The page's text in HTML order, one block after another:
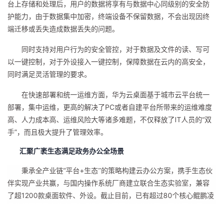
台上存储和处理后，用户的数据将享有与数据中心同级别的安全防
护能力，由于数据集中加密，终端设备不保留数据，不会出现因终
端迁移或丢失造成数据丢失的问题。
同时支持对用户行为的安全管控，对于数据及文件的读、写可
以一键控制，对于外设接入一键控制，保障数据在云内的高安全，
同时满足灵活管理的要求。
在快速部署和统一运维方面，华为云桌面基于城市云平台统一
部署，集中运维，更高的解决了 PC或者自建平台所带来的运维难度
高、人力成本高、运维风险大等诸多难题，不仅释放了 IT人员的“双
手”，而且极大提升了管理效率。
汇聚广袤生态满足政务办公全场景
秉承全产业链“平台+生态”的策略构建云办公方案，携手生态伙
伴实现产业共赢，与国内操作系统厂商建立联合生态实验室，兼容
了超1200款桌面软件、 外设。截止目前，已有超过80个核心鲲鹏凌